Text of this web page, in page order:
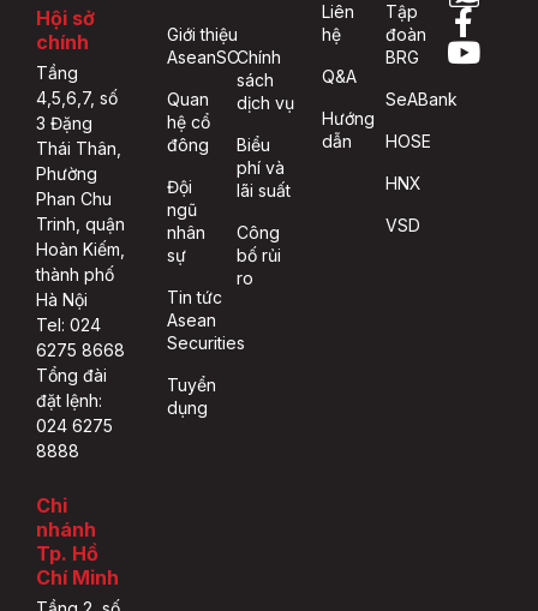
Hội sở
chính
Tầng
4,5,6,7, số
3 Đặng
Thái Thân,
Phường
Phan Chu
Trinh, quận
Hoàn Kiếm,
thành phố
Hà Nội
Tel: 024
6275 8668
Tổng đài
đặt lệnh:
024 6275
8888
Chi
nhánh
Tp. Hồ
Chí Minh
Giới thiệu
AseanSC
Quan
hệ cổ
đông
Đội
ngũ
nhân
sự
Tin tức
Asean
Securities
Tuyển
dụng
Chính
sách
dịch vụ
Biểu
phí và
lãi suất
Công
bố rủi
ro
Liên
hệ
Q&A
Hướng
dẫn
Tập
đoàn
BRG
SeABank
HOSE
HNX
VSD